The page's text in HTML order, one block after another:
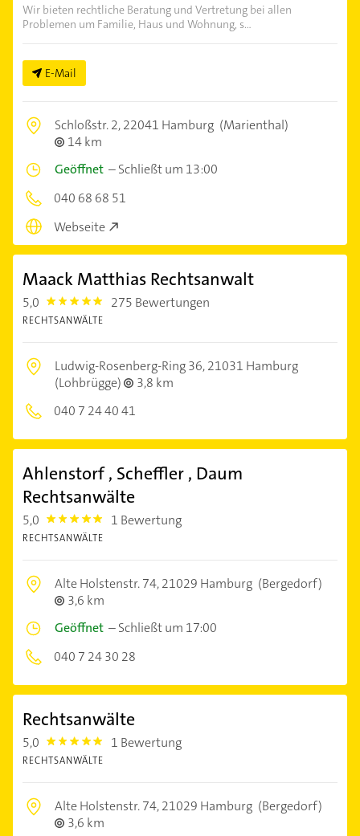
Wir bieten rechtliche Beratung und Vertretung bei allen
Problemen um Familie, Haus und Wohnung, s...
E-Mail
Schloßstr. 2,22041 Hamburg (Marienthal)
14 km
Geöffnet –Schließt um 13:00
040 68 68 51
Webseite
Maack Matthias Rechtsanwalt
5,0 5.0 275 Bewertungen
RECHTSANWÄLTE
Ludwig-Rosenberg-Ring 36,21031 Hamburg
(Lohbrügge)
3,8 km
040 7 24 40 41
Ahlenstorf , Scheffler , Daum
Rechtsanwälte
5,0 5.0 1 Bewertung
RECHTSANWÄLTE
Alte Holstenstr. 74,21029 Hamburg (Bergedorf)
3,6 km
Geöffnet –Schließt um 17:00
040 7 24 30 28
Rechtsanwälte
5,0 5.0 1 Bewertung
RECHTSANWÄLTE
Alte Holstenstr. 74,21029 Hamburg (Bergedorf)
3,6 km